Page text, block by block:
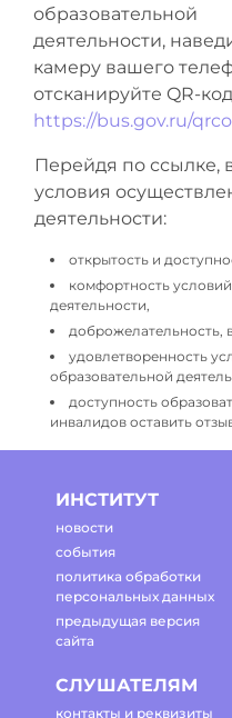
образовательной
деятельности,
камеру вашего
отсканируйте QR-
https://bus.gov.ru/
Перейдя по ссылке,
условия
деятельности:
открытость и
комфортность
деятельности,
доброжелательность,
удовлетворенность
образовательной
доступность
инвалидов оставить
ИНСТИТУТ
новости
события
политика обработки
персональных данных
предыдущая версия
сайта
СЛУШАТЕЛЯМ
контакты и реквизиты